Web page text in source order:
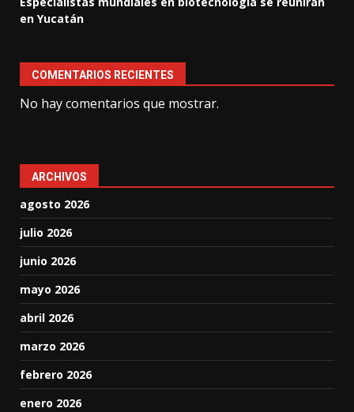
en Yucatán
COMENTARIOS RECIENTES
No hay comentarios que mostrar.
ARCHIVOS
agosto 2026
julio 2026
junio 2026
mayo 2026
abril 2026
marzo 2026
febrero 2026
enero 2026